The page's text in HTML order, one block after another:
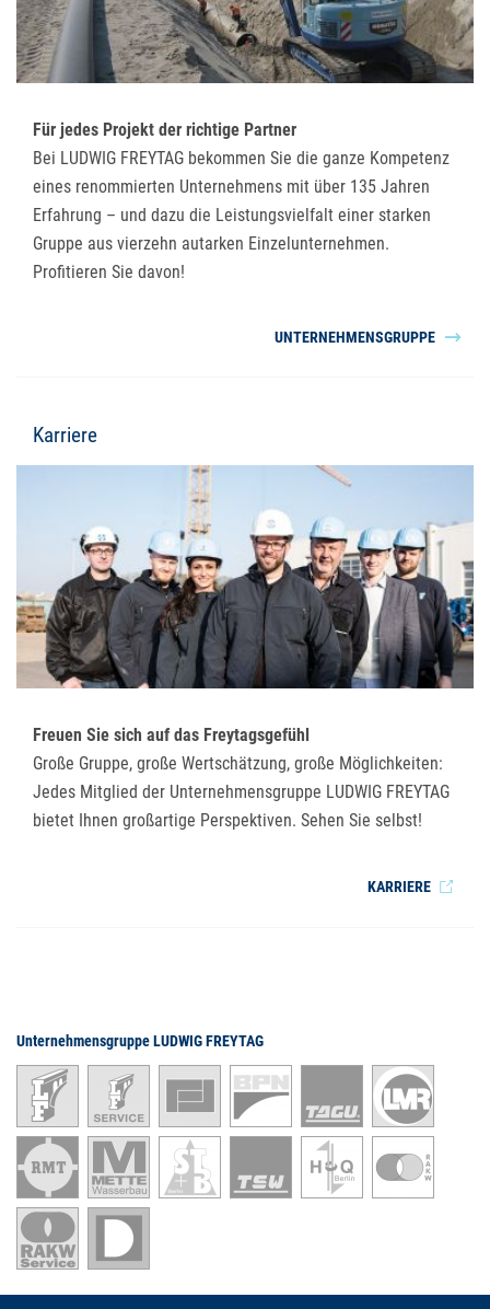
Für jedes Projekt der richtige Partner
Bei LUDWIG FREYTAG bekommen Sie die ganze Kompetenz
eines renommierten Unternehmens mit über 135 Jahren
Erfahrung – und dazu die Leistungsvielfalt einer starken
Gruppe aus vierzehn autarken Einzelunternehmen.
Profitieren Sie davon!
UNTERNEHMENSGRUPPE
Karriere
Freuen Sie sich auf das Freytagsgefühl
Große Gruppe, große Wertschätzung, große Möglichkeiten:
Jedes Mitglied der Unternehmensgruppe LUDWIG FREYTAG
bietet Ihnen großartige Perspektiven. Sehen Sie selbst!
KARRIERE
Unternehmensgruppe LUDWIG FREYTAG